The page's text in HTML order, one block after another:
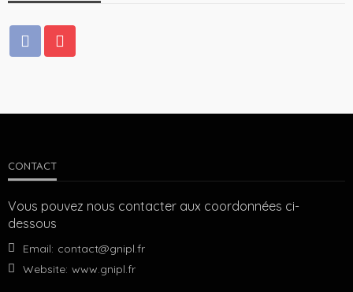
CONTACT
Vous pouvez nous contacter aux coordonnées ci-
dessous
Email: contact@gnipl.fr
Website: www.gnipl.fr